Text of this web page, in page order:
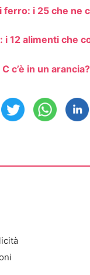
ferro: i 25 che ne
i 12 alimenti che
c’è in un arancia?